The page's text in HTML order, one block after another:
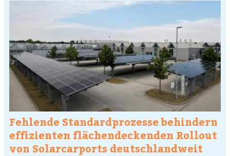
Fehlende Standardprozesse behindern
effizienten flächendeckenden Rollout
von Solarcarports deutschlandweit